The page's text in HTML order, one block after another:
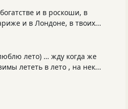
и в роскоши, в
и в Лондоне, в твоих...
лето) … жду когда же
лететь в лето , на нек...